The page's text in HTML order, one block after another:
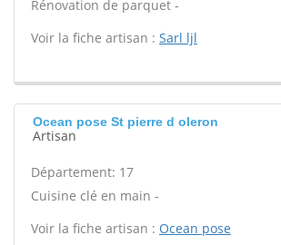
Rénovation de parquet -
Voir la fiche artisan : Sarl ljl
Ocean pose St pierre d oleron
Artisan
Département: 17
Cuisine clé en main -
Voir la fiche artisan : Ocean pose